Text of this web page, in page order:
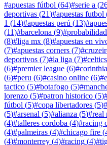
#apuestas fútbol (64)#serie a (
deportivas (21)#apuestas futbol
1 (14)#apuestas perú (13)#
(11)#barcelona (9)#probabilidad
(8)#liga mx (8)#apuestas en
(7)#apuestas corners (7)#
deportivos (7)#la liga (7)#celtics
(6)#premier league (6)#
(6)#peru (6)#casino online (6)#
tactico (5)#botafogo (5)#
lorenzo (5)#patron historico (5)
fútbol (5)#copa libertadores (5)#
(5)#arsenal (5)#alianza (5)#real
(4)#talleres cordoba (4)#racing
(4)#palmeiras (4)#chicago fire (
(4)#monterrey (4)#racing (4)#